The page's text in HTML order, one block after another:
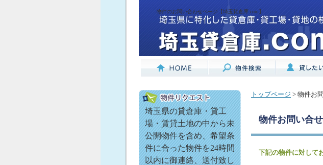
物件のお問い合わせページ【埼玉貸倉庫.com】
埼玉県の貸倉庫・貸工
場・賃貸土地の中から未
公開物件を含め、希望条
件に合った物件を24時間
以内に御連絡、送付致し
トップページ > 物件お
物件お問い合せ
下記の物件に対して